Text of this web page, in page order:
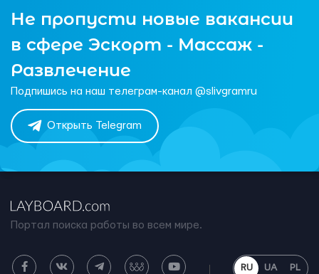
Не пропусти новые вакансии
в сфере Эскорт - Массаж -
Развлечение
Подпишись на наш телеграм-канал @slivgramru
Открыть Telegram
Портал поиска работы во всем мире.
RU UA PL